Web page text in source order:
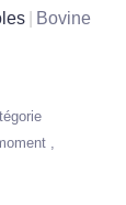
Bovine
,